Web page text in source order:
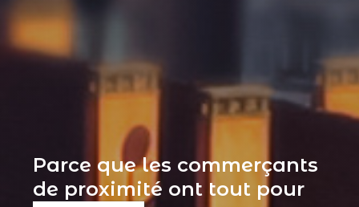
Parce que les commerçants
de proximité ont tout pour